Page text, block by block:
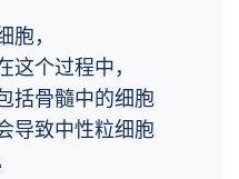
，
这个过程中，
括骨髓中的细胞
导致中性粒细胞